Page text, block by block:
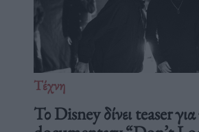
Τέχνη
Το Disney δίνει teaser για